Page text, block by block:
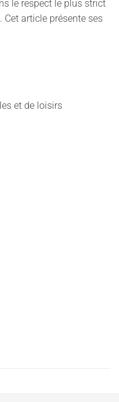
le respect le plus strict
article présente ses
et de loisirs